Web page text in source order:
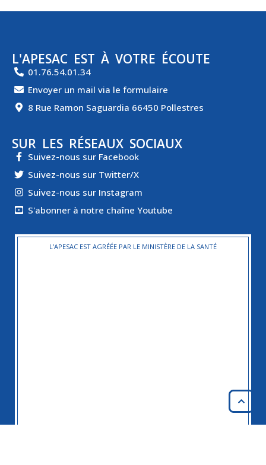
L'APESAC EST À VOTRE ÉCOUTE
01.76.54.01.34
Envoyer un mail via le formulaire
8 Rue Ramon Saguardia 66450 Pollestres
SUR LES RÉSEAUX SOCIAUX
Suivez-nous sur Facebook
Suivez-nous sur Twitter/X
Suivez-nous sur Instagram
S'abonner à notre chaîne Youtube
L'APESAC EST AGRÉÉE PAR LE MINISTÈRE DE LA SANTÉ